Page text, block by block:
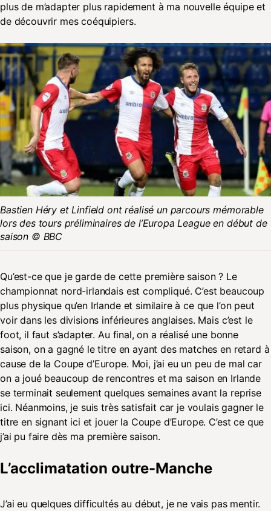
plus de m’adapter plus rapidement à ma nouvelle équipe et
de découvrir mes coéquipiers.
Bastien Héry et Linfield ont réalisé un parcours mémorable
lors des tours préliminaires de l’Europa League en début de
saison © BBC
Qu’est-ce que je garde de cette première saison ? Le
championnat nord-irlandais est compliqué. C’est beaucoup
plus physique qu’en Irlande et similaire à ce que l’on peut
voir dans les divisions inférieures anglaises. Mais c’est le
foot, il faut s’adapter. Au final, on a réalisé une bonne
saison, on a gagné le titre en ayant des matches en retard à
cause de la Coupe d’Europe. Moi, j’ai eu un peu de mal car
on a joué beaucoup de rencontres et ma saison en Irlande
se terminait seulement quelques semaines avant la reprise
ici. Néanmoins, je suis très satisfait car je voulais gagner le
titre en signant ici et jouer la Coupe d’Europe. C’est ce que
j’ai pu faire dès ma première saison.
L’acclimatation outre-Manche
J’ai eu quelques difficultés au début, je ne vais pas mentir.